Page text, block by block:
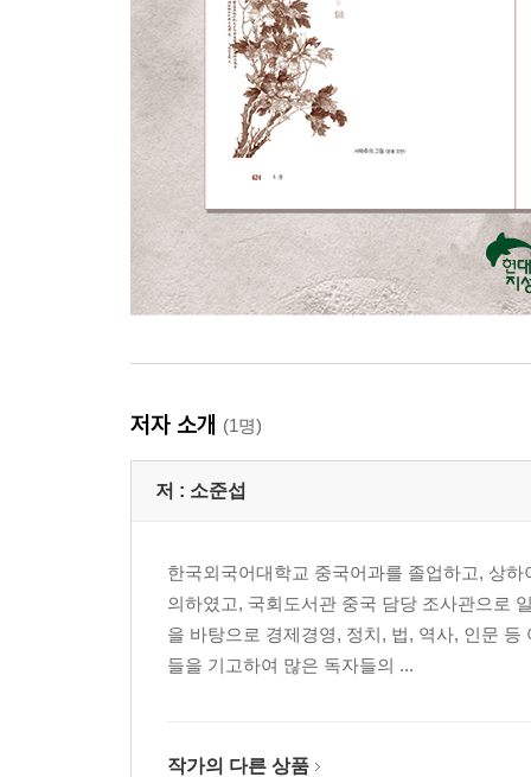
저자 소개 (1명)
저 : 소준섭
한국외국어대학교 중국어과를 졸업하고, 상
의하였고, 국회도서관 중국 담당 조사관으로
을 바탕으로 경제경영, 정치, 법, 역사, 인문
들을 기고하여 많은 독자들의 ...
작가의 다른 상품